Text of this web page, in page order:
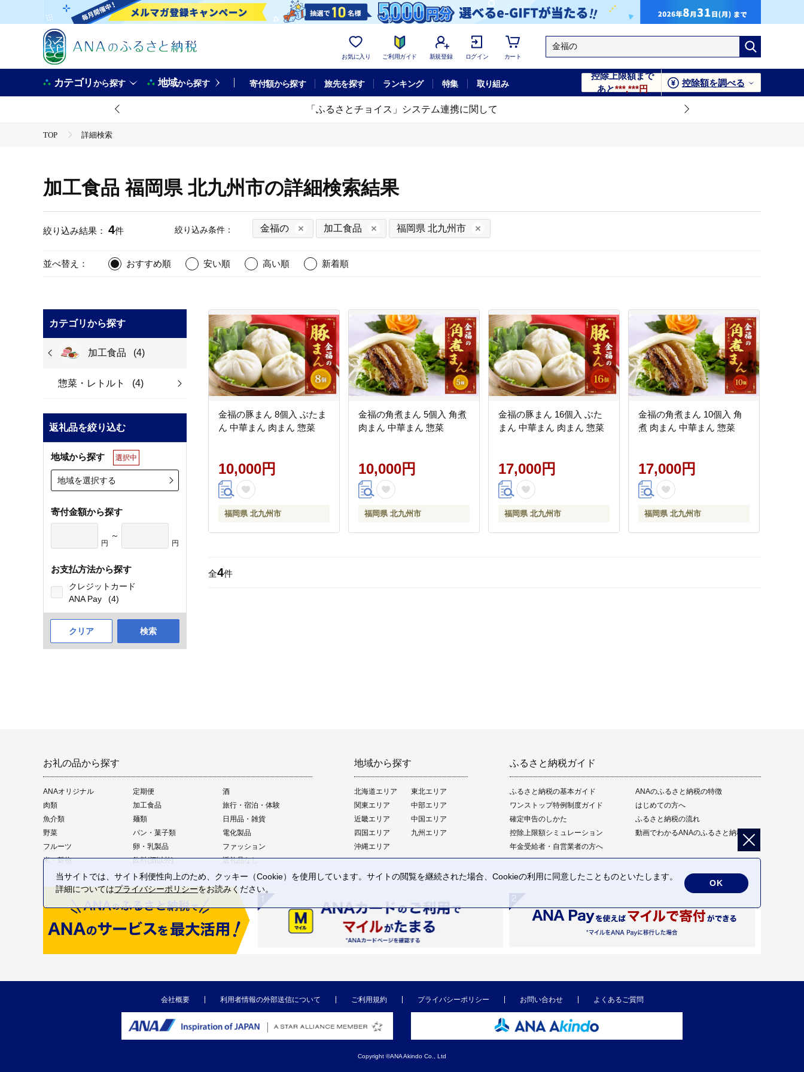
お気に入り ご利用ガイド 新規登録 ログイン カート
カテゴリから探す 地域から探す 寄付額から探す 旅先を探す ランキング 特集 取り組み
控除上限額まで
あと***,***円
控除額を調べる
「ふるさとチョイス」システム連携に関して
TOP 詳細検索
加工食品 福岡県 北九州市の詳細検索結果
絞り込み結果： 4件 絞り込み条件： 金福の 加工食品 福岡県 北九州市
並べ替え： おすすめ順 安い順 高い順 新着順
カテゴリから探す
加工食品 (4)
惣菜・レトルト (4)
返礼品を絞り込む
地域から探す 選択中
地域を選択する
寄付金額から探す
円
～
円
お支払方法から探す
クレジットカード
ANA Pay
(4)
クリア 検索
金福の豚まん 8個入 ぶたま
ん 中華まん 肉まん 惣菜
10,000円
福岡県 北九州市
金福の角煮まん 5個入 角煮
肉まん 中華まん 惣菜
10,000円
福岡県 北九州市
金福の豚まん 16個入 ぶた
まん 中華まん 肉まん 惣菜
17,000円
福岡県 北九州市
金福の角煮まん 10個入 角
煮 肉まん 中華まん 惣菜
17,000円
福岡県 北九州市
全4件
お礼の品から探す
ANAオリジナル 定期便
酒
肉類
加工食品
旅行・宿泊・体験
魚介類
麺類
日用品・雑貨
野菜
パン・菓子類
電化製品
フルーツ
卵・乳製品
ファッション
米・穀物
飲料(酒以外) 返礼品なし
地域から探す
北海道エリア
東北エリア
関東エリア
中部エリア
近畿エリア
中国エリア
四国エリア
九州エリア
沖縄エリア
ふるさと納税ガイド
ふるさと納税の基本ガイド
ANAのふるさと納税の特徴
ワンストップ特例制度ガイド
はじめての方へ
確定申告のしかた
ふるさと納税の流れ
控除上限額シミュレーション
動画でわかるANAのふるさと納税
年金受給者・自営業者の方へ
会社概要 利用者情報の外部送信について ご利用規約 プライバシーポリシー お問い合わせ よくあるご質問
Copyright ©ANA Akindo Co., Ltd
当サイトでは、サイト利便性向上のため、クッキー（Cookie）を使用しています。サイトの閲覧を継続された場合、Cookieの利用に同意したことものといたします。
詳細についてはプライバシーポリシーをお読みください。
OK